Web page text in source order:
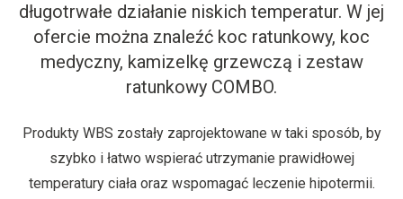
długotrwałe działanie niskich temperatur. W jej
ofercie można znaleźć koc ratunkowy, koc
medyczny, kamizelkę grzewczą i zestaw
ratunkowy COMBO.
Produkty WBS zostały zaprojektowane w taki sposób, by
szybko i łatwo wspierać utrzymanie prawidłowej
temperatury ciała oraz wspomagać leczenie hipotermii.